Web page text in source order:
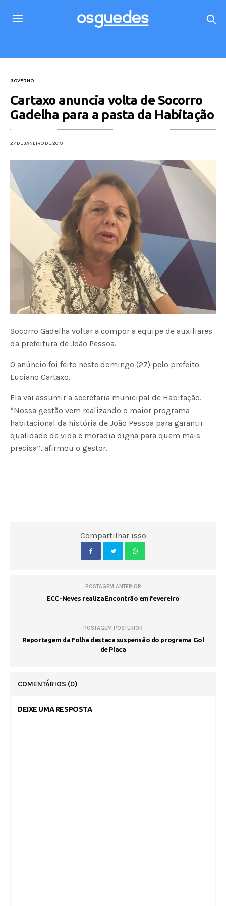
GOVERNO
Cartaxo anuncia volta de Socorro
Gadelha para a pasta da Habitação
27 DE JANEIRO DE 2019
Socorro Gadelha voltar a compor a equipe de auxiliares
da prefeitura de João Pessoa.
O anúncio foi feito neste domingo (27) pelo prefeito
Luciano Cartaxo.
Ela vai assumir a secretaria municipal de Habitação.
“Nossa gestão vem realizando o maior programa
habitacional da história de João Pessoa para garantir
qualidade de vida e moradia digna para quem mais
precisa”, afirmou o gestor.
Compartilhar isso
POSTAGEM ANTERIOR
ECC-Neves realiza Encontrão em fevereiro
POSTAGEM POSTERIOR
Reportagem da Folha destaca suspensão do programa Gol
de Placa
COMENTÁRIOS (0)
DEIXE UMA RESPOSTA